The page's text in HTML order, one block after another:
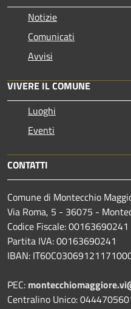
Notizie
Comunicati
Avvisi
VIVERE IL COMUNE
Luoghi
Eventi
CONTATTI
Comune di Montecchio
Via Roma, 5 - 36075 -
Codice Fiscale: 00163690241
Partita IVA: 00163690241
IBAN:
PEC:
Centralino Unico: